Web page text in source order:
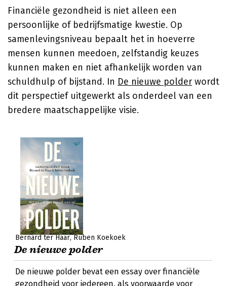
Financiële gezondheid is niet alleen een
persoonlijke of bedrijfsmatige kwestie. Op
samenlevingsniveau bepaalt het in hoeverre
mensen kunnen meedoen, zelfstandig keuzes
kunnen maken en niet afhankelijk worden van
schuldhulp of bijstand. In De nieuwe polder wordt
dit perspectief uitgewerkt als onderdeel van een
bredere maatschappelijke visie.
Bernard ter Haar Ruben Koekoek
De nieuwe polder
De nieuwe polder bevat een essay over financiële
gezondheid voor iedereen, als voorwaarde voor